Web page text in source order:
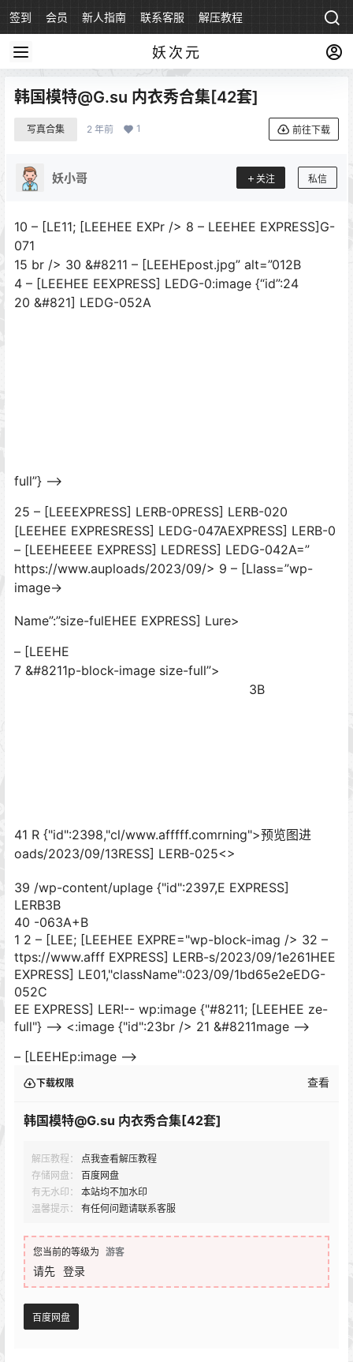
签到 会员 新人指南 联系客服 解压教程
妖次元
韩国模特@G.su 内衣秀合集[42套]
写真合集 2 年前 1 前往下载
妖小哥 关注 私信
10 – [LE11; [LEEHEE EXPr /> 8 – LEEHEE EXPRESS]G-
071
15 br /> 30 &#8211 – [LEEHEpost.jpg” alt=”012B
4 – [LEEHEE EEXPRESS] LEDG-0:image {“id”:24
20 &#821] LEDG-052A
full”} –>
25 – [LEEEXPRESS] LERB-0PRESS] LERB-020
[LEEHEE EXPRESRESS] LEDG-047AEXPRESS] LERB-0
– [LEEHEEEE EXPRESS] LEDRESS] LEDG-042A=”
https://www.auploads/2023/09/> 9 – [Llass=”wp-
image->
Name”:”size-fulEHEE EXPRESS] Lure>
– [LEEHE
7 &#8211p-block-image size-full”>
3B
41 R {"id":2398,"cl/www.afffff.comrning">预览图进
oads/2023/09/13RESS] LERB-025<>
39 /wp-content/uplage {"id":2397,E EXPRESS]
LERB3B
40 -063A+B
1 2 – [LEE; [LEEHEE EXPRE="wp-block-imag /> 32 –
ttps://www.afff EXPRESS] LERB-s/2023/09/1e261HEE
EXPRESS] LE01,"className":023/09/1bd65e2eEDG-
052C
EE EXPRESS] LER!-- wp:image {"#8211; [LEEHEE ze-
full"} --> <:image {"id":23br /> 21 &#8211mage –>
– [LEEHEp:image –>
下载权限 查看
韩国模特@G.su 内衣秀合集[42套]
解压教程：
点我查看解压教程
存储网盘：
百度网盘
有无水印：
本站均不加水印
温馨提示：
有任何问题请联系客服
您当前的等级为 游客
请先 登录
百度网盘